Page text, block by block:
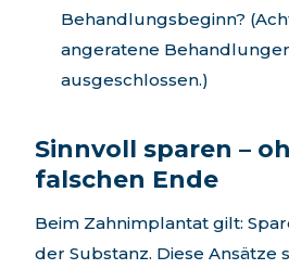
Behandlungsbeginn?
angeratene
ausgeschlossen.)
Sinnvoll sparen –
falschen Ende
Beim Zahnimplantat gilt:
der Substanz. Diese Ansätze